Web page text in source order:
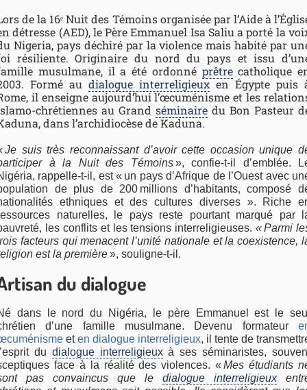
de la 16ᵉ Nuit des Témoins organisée par l’Aide à
détresse (AED), le Père Emmanuel Isa Saliu a porté la
Nigeria, pays déchiré par la violence mais habité par
résiliente. Originaire du nord du pays et issu
musulmane, il a été ordonné prêtrecatholique
Formé au dialogue interreligieux en Égypte puis
il enseigne aujourd’hui l’œcuménisme et les
chrétiennes au Grand séminaire du Bon Pasteur
dans l’archidiocèse de Kaduna.
Je suis très reconnaissant d’avoir cette occasion unique
à la Nuit des Témoins», confie-t-il d’emblée.
rappelle-t-il, est « un pays d’Afrique de l’Ouest avec
de plus de 200 millions d’habitants, composé
ethniques et des cultures diverses ». Riche
naturelles, le pays reste pourtant marqué par
les conflits et les tensions interreligieuses. « Parmi
facteurs qui menacent l’unité nationale et la coexistence,
est la première», souligne-t-il.
du dialogue
dans le nord du Nigéria, le père Emmanuel est le
d’une famille musulmane. Devenu formateur
eten dialogue interreligieux, il tente de
du dialogue interreligieuxà ses séminaristes,
face à la réalité des violences. «Mes étudiants
pas convaincus que le dialogue interreligieux